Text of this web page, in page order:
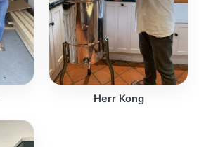
Herr Kong